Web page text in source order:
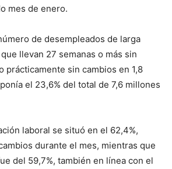
mes de enero.
de desempleados de larga
llevan 27 semanas o más sin
prácticamente sin cambios en 1,8
el 23,6% del total de 7,6 millones
laboral se situó en el 62,4%,
durante el mes, mientras que
del 59,7%, también en línea con el